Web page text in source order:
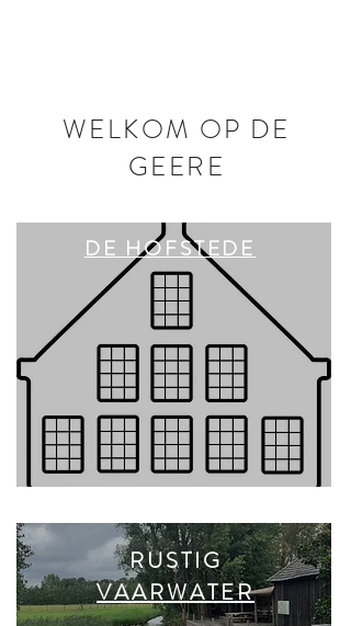
WELKOM OP DE
GEERE
RUSTIG
VAARWATER
DE HOFSTEDE